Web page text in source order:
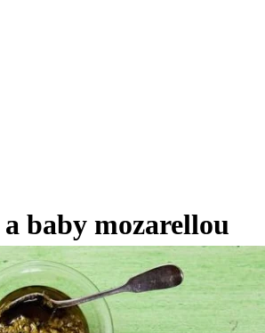
baby mozarellou